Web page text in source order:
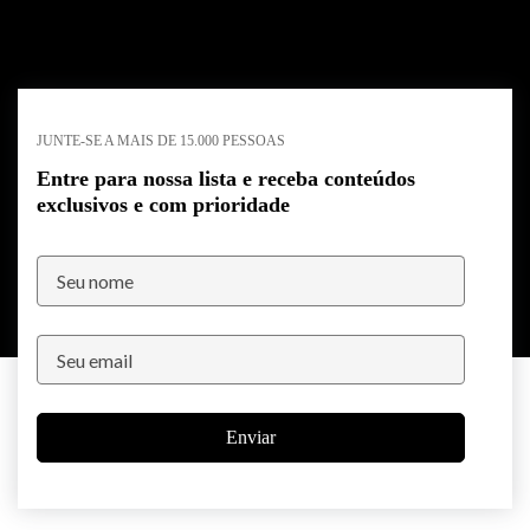
JUNTE-SE A MAIS DE 15.000 PESSOAS
Entre para nossa lista e receba conteúdos
exclusivos e com prioridade
Enviar